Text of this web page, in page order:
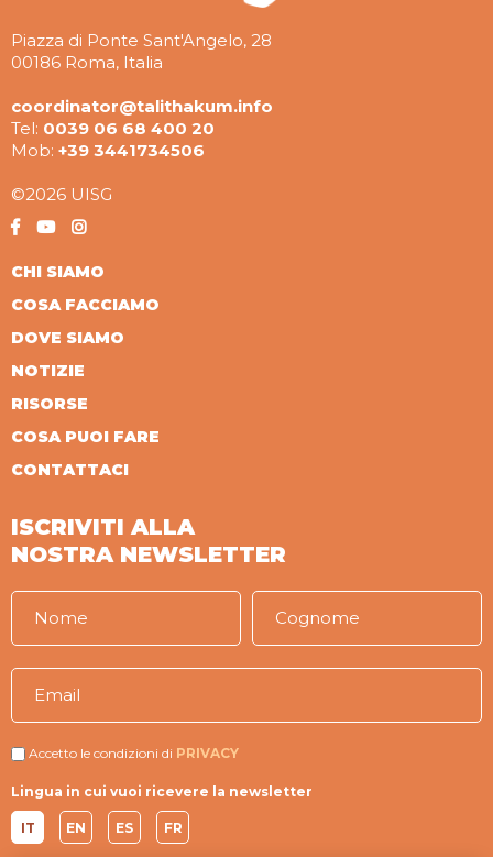
Piazza di Ponte Sant'Angelo, 28
00186 Roma, Italia
coordinator@talithakum.info
Tel: 0039 06 68 400 20
Mob: +39 3441734506
©2026 UISG
CHI SIAMO
COSA FACCIAMO
DOVE SIAMO
NOTIZIE
RISORSE
COSA PUOI FARE
CONTATTACI
ISCRIVITI ALLA
NOSTRA NEWSLETTER
Accetto le condizioni di PRIVACY
Lingua in cui vuoi ricevere la newsletter
IT EN ES FR